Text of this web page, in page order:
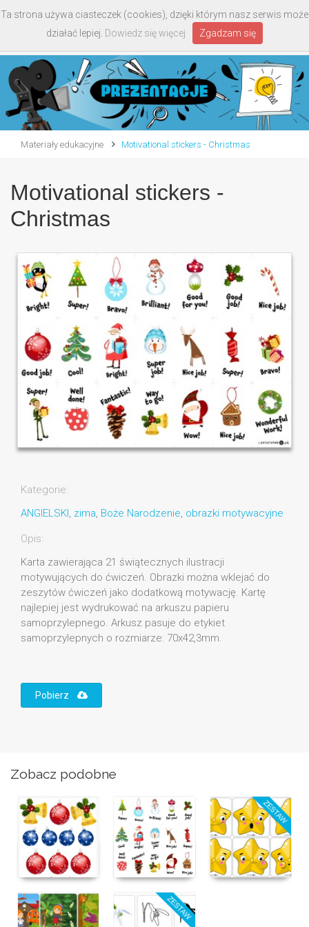
Materiały edukacyjne Motivational stickers - Christmas
Motivational stickers -
Christmas
Kategorie:
ANGIELSKI, zima, Boże Narodzenie, obrazki motywacyjne
Opis:
Karta zawierająca 21 świątecznych ilustracji
motywujących do ćwiczeń. Obrazki można wklejać do
zeszytów ćwiczeń jako dodatkową motywację. Kartę
najlepiej jest wydrukować na arkuszu papieru
samoprzylepnego. Arkusz pasuje do etykiet
samoprzylepnych o rozmiarze: 70x42,3mm.
Pobierz
Zobacz podobne
Ta strona używa ciasteczek (cookies), dzięki którym nasz serwis może
działać lepiej. Dowiedz się więcej Zgadzam się